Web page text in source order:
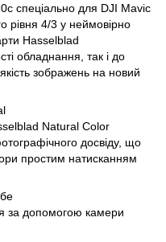
спеціально для DJI Mavic
рівня 4/3 у неймовірно
Hasselblad
обладнання, так і до
зображень на новий
Natural Color
досвіду, що
простим натисканням
за допомогою камери